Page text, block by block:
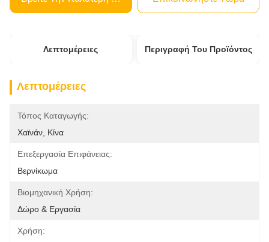
Λεπτομέρειες Περιγραφή Του Προϊόντος
Λεπτομέρειες
Τόπος Καταγωγής:
Χαϊνάν, Κίνα
Επεξεργασία Επιφάνειας:
Βερνίκωμα
Βιομηχανική Χρήση:
Δώρο & Εργασία
Χρήση: